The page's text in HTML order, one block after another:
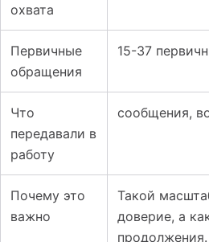
охвата
Первичные
обращения
15-37
Что
передавали в
работу
сообщения,
Почему это
важно
Такой
доверие, а
продолжения.